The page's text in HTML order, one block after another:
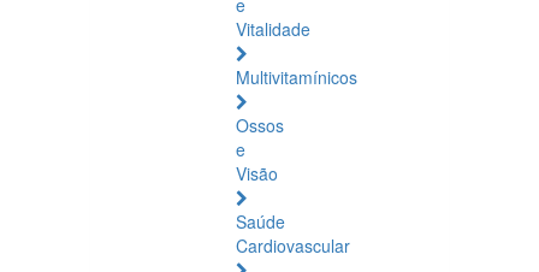
e
Vitalidade
Multivitamínicos
Ossos
e
Visão
Saúde
Cardiovascular